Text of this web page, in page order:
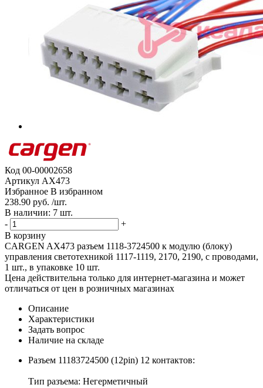
Код 00-00002658
Артикул AX473
Избранное В избранном
238.90 руб. /шт.
В наличии: 7 шт.
-
+
В корзину
CARGEN AX473 разъем 1118-3724500 к модулю (блоку)
управления светотехникой 1117-1119, 2170, 2190, с проводами,
1 шт., в упаковке 10 шт.
Цена действительна только для интернет-магазина и может
отличаться от цен в розничных магазинах
Описание
Характеристики
Задать вопрос
Наличие на складе
Разъем 11183724500 (12pin) 12 контактов:
Тип разъема: Негерметичный